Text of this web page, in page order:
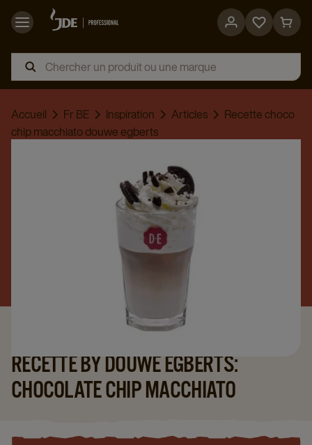
Go
page
Go
page
Accueil Fr BE Inspiration Articles
Recette choco
chip macchiato douwe egberts
RECETTE BY DOUWE EGBERTS:
CHOCOLATE CHIP MACCHIATO